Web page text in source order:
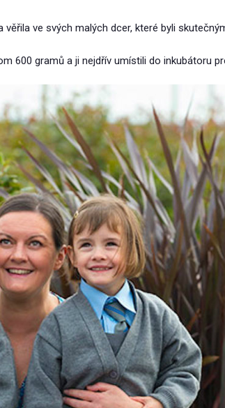
ve svých malých dcer, které byli
600 gramů a ji nejdřív umístili do inkubátoru